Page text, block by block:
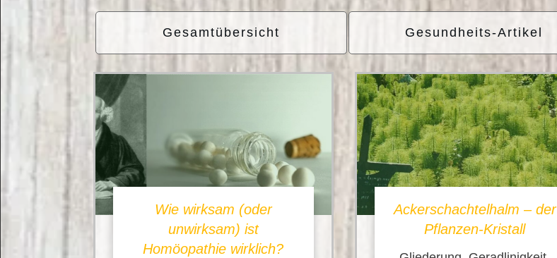
Gesamtübersicht Gesundheits-Artikel
Wie wirksam (oder
unwirksam) ist
Homöopathie wirklich?
Ackerschachtelhalm – der
Pflanzen-Kristall